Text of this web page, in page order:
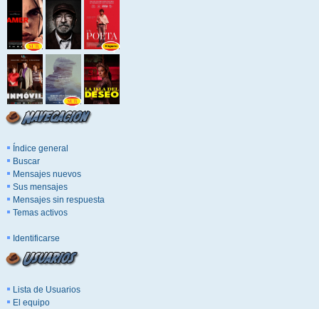
Índice general
Buscar
Mensajes nuevos
Sus mensajes
Mensajes sin respuesta
Temas activos
Identificarse
Lista de Usuarios
El equipo